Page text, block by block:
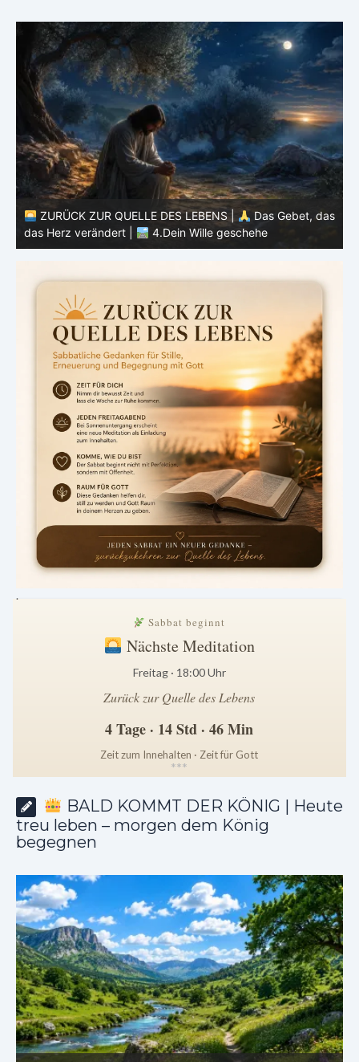
ZURÜCK ZUR QUELLE DES LEBENS |
Das Gebet, das
das Herz verändert |
4.Dein Wille geschehe
.
Sabbat beginnt
Nächste Meditation
Freitag · 18:00 Uhr
Zurück zur Quelle des Lebens
4 Tage · 14 Std · 46 Min
Zeit zum Innehalten · Zeit für Gott
***
BALD KOMMT DER KÖNIG | Heute
treu leben – morgen dem König
begegnen